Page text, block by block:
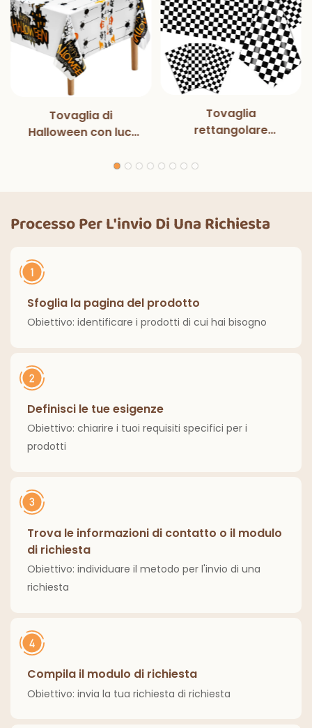
Tovaglia di
Halloween con luci
decorazioni per
cucina, decorazioni
per la casa
Tovaglia
rettangolare
nero con luci
decorazioni
classiche per interni
Processo Per L'invio Di Una Richiesta
Sfoglia la pagina del prodotto
Obiettivo: identificare i prodotti di cui hai bisogno
Definisci le tue esigenze
Obiettivo: chiarire i tuoi requisiti specifici per i
prodotti
Trova le informazioni di contatto o il modulo
di richiesta
Obiettivo: individuare il metodo per l'invio di una
richiesta
Compila il modulo di richiesta
Obiettivo: invia la tua richiesta di richiesta